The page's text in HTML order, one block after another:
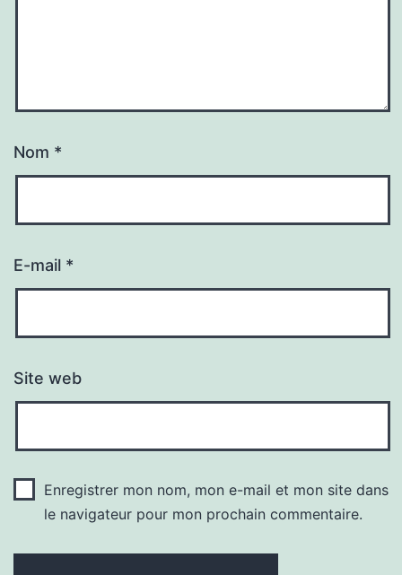
Nom *
E-mail *
Site web
Enregistrer mon nom, mon e-mail et mon site dans
le navigateur pour mon prochain commentaire.